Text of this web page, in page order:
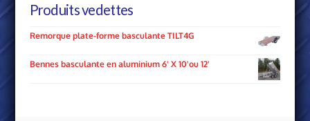
Produits vedettes
Remorque plate-forme basculante TILT4G
Bennes basculante en aluminium 6' X 10'ou 12'